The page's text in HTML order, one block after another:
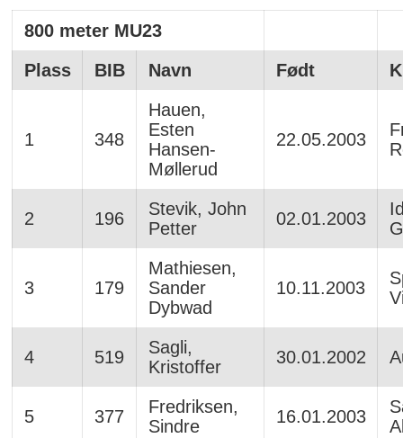
800 meter MU23
Plass
BIB Navn Født
1 348
Hauen,
Esten
Hansen-
Møllerud
22.05.2003
2 196
Stevik, John
Petter
02.01.2003
3 179
Mathiesen,
Sander
Dybwad
10.11.2003
4 519
Sagli,
Kristoffer
30.01.2002
5 377
Fredriksen,
Sindre
16.01.2003